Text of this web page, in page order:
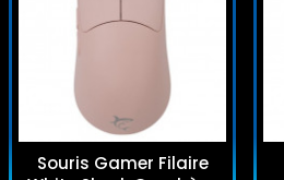
Souris Gamer Filaire